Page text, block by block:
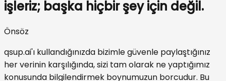
işleriz; başka hiçbir şey için değil.
Önsöz
qsup.ai'ı kullandığınızda bizimle güvenle paylaştığınız
her verinin karşılığında, sizi tam olarak ne yaptığımız
konusunda bilgilendirmek boynumuzun borcudur. Bu